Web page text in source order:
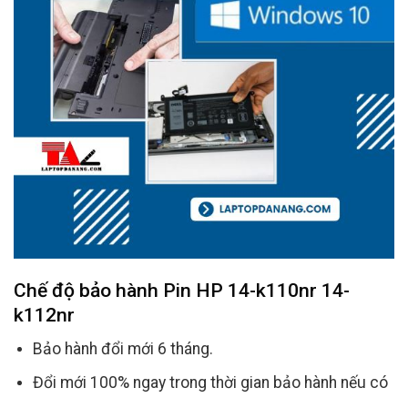
Chế độ bảo hành Pin HP 14-k110nr 14-
k112nr
Bảo hành đổi mới 6 tháng.
Đổi mới 100% ngay trong thời gian bảo hành nếu có